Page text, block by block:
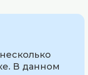
В данном